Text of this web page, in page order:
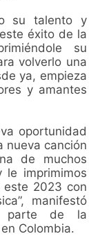
su talento y
éxito de la
su
volverlo una
ya, empieza
y amantes
oportunidad
nueva canción
de muchos
le imprimimos
este 2023 con
manifestó
parte de la
Colombia.